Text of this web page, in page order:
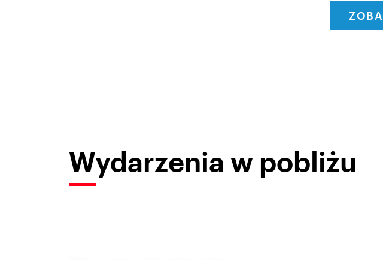
Wydarzenia w pobliżu